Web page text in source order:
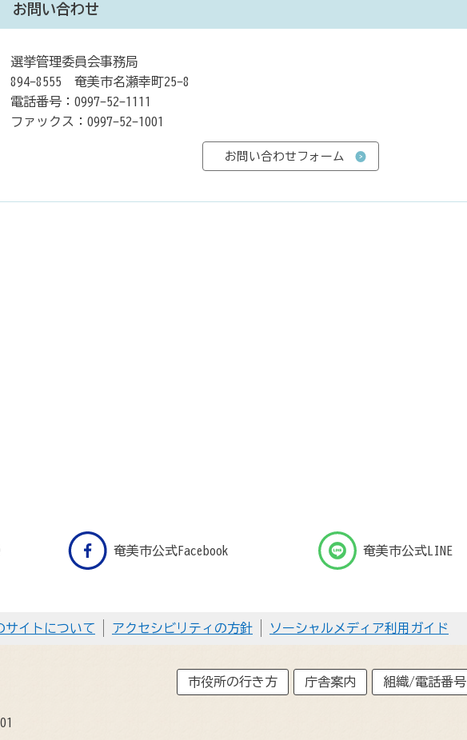
お問い合わせ
選挙管理委員会事務局
894-8555 奄美市名瀬幸町25-8
電話番号：0997-52-1111
ファックス：0997-52-1001
奄美市公式Facebook 奄美市公式LINE
サイトについて アクセシビリティの方針 ソーシャルメディア利用ガイド
市役所の行き方 庁舎案内 組織/電話番号